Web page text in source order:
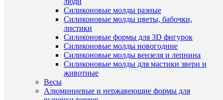
Силиконовые молды разные
Силиконовые молды цветы, бабочки,
листики
Силиконовые формы для 3D фигурок
Силиконовые молды новогодние
Силиконовые молды вензеля и лепнина
Силиконовые молды для мастики звери и
животные
Весы
Алюминиевые и нержавеющие формы для
Купить
в